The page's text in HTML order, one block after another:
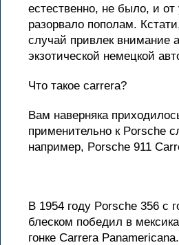
естественно, не было, и
разорвало пополам.
случай привлек внимание
экзотической немецкой
Что такое carrera?
Вам наверняка
применительно к Porsche
например, Porsche 911
В 1954 году Porsche 356 с
блеском победил в
гонке Carrera